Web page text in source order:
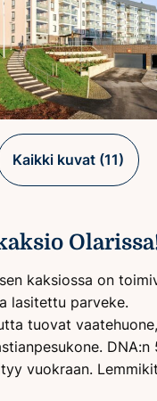
Kaikki kuvat (11)
kaksiossa on
lasitettu parveke.
tuovat
DNA:n
vuokraan.